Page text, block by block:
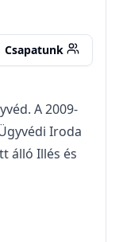
Csapatunk
A 2009-
Iroda
álló Illés és